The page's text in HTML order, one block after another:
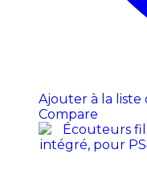
Ajouter à la liste
Compare